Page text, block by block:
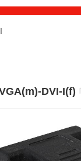
DVI-I(f)